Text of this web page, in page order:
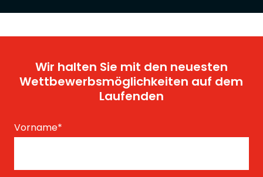
Wir halten Sie mit den neuesten
Wettbewerbsmöglichkeiten auf dem
Laufenden
Vorname*